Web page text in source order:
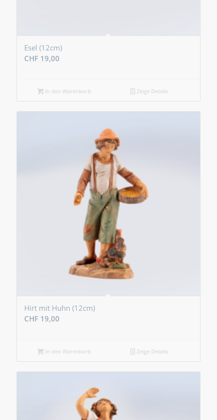
Esel (12cm)
CHF19,00
In den Warenkorb Zeige Details
Hirt mit Huhn (12cm)
CHF19,00
In den Warenkorb Zeige Details